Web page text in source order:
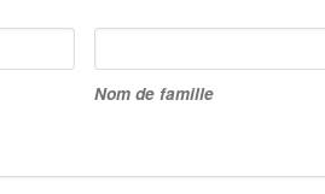
de
famille
Nom de famille